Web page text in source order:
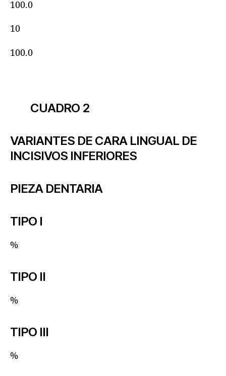
100.0
10
100.0
CUADRO 2
VARIANTES DE CARA LINGUAL DE
INCISIVOS INFERIORES
PIEZA DENTARIA
TIPO I
%
TIPO II
%
TIPO III
%